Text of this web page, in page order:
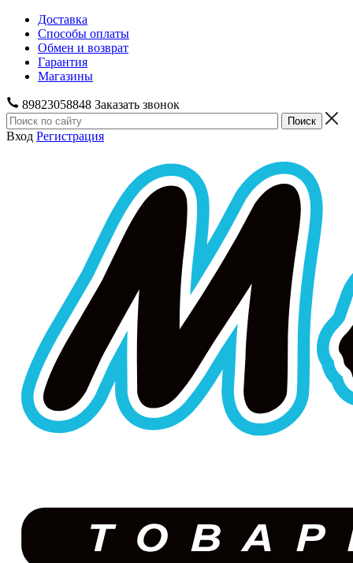
Доставка
Способы оплаты
Обмен и возврат
Гарантия
Магазины
89823058848 Заказать звонок
Вход Регистрация